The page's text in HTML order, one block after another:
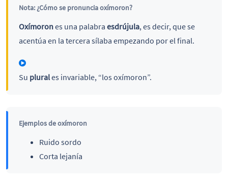
Nota: ¿Cómo se pronuncia oxímoron?
Oxímorones una palabra esdrújula, es decir, que se
acentúa en la tercera sílaba empezando por el final.
Su plurales invariable, “los oxímoron”.
Ejemplos de oxímoron
Ruido sordo
Corta lejanía